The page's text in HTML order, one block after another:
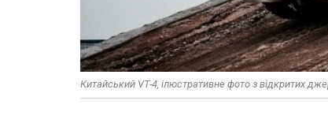
Китайський VT-4, ілюстративне фото з відкритих